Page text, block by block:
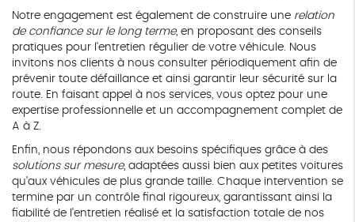
Notre engagement est également de construire une relation
de confiance sur le long terme, en proposant des conseils
pratiques pour l'entretien régulier de votre véhicule. Nous
invitons nos clients à nous consulter périodiquement afin de
prévenir toute défaillance et ainsi garantir leur sécurité sur la
route. En faisant appel à nos services, vous optez pour une
expertise professionnelle et un accompagnement complet de
A à Z.
Enfin, nous répondons aux besoins spécifiques grâce à des
solutions sur mesure, adaptées aussi bien aux petites voitures
qu'aux véhicules de plus grande taille. Chaque intervention se
termine par un contrôle final rigoureux, garantissant ainsi la
fiabilité de l'entretien réalisé et la satisfaction totale de nos